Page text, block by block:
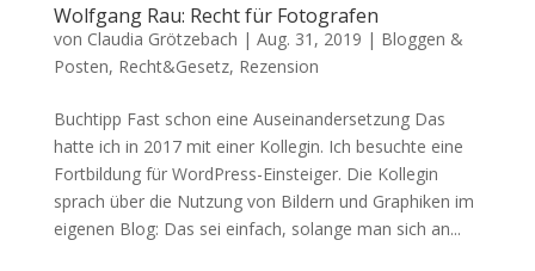
Wolfgang Rau: Recht für Fotografen
von Claudia Grötzebach | Aug. 31, 2019 | Bloggen &
Posten, Recht&Gesetz, Rezension
Buchtipp Fast schon eine Auseinandersetzung Das
hatte ich in 2017 mit einer Kollegin. Ich besuchte eine
Fortbildung für WordPress-Einsteiger. Die Kollegin
sprach über die Nutzung von Bildern und Graphiken im
eigenen Blog: Das sei einfach, solange man sich an...